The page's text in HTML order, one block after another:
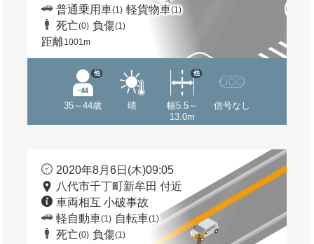
普通乗用車(1) 軽貨物車(1)
死亡(0) 負傷(1)
距離1001m
35～44歳
他
晴
幅5.5～
13.0m
他
信号なし
2020年8月6日(木)09:05
八代市千丁町新牟田 付近
車両相互 小破事故
軽自動車(1) 自転車(1)
死亡(0) 負傷(1)